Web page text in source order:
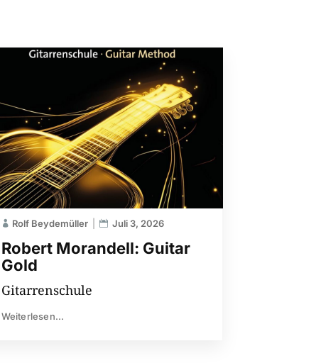
Robert Morandell: Guitar
Gold
Rolf Beydemüller Juli 3, 2026
Gitarrenschule
Weiterlesen...